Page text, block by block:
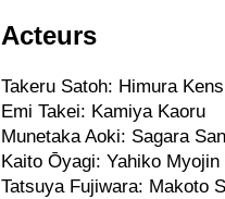
Acteurs
Takeru Satoh: Himura
Emi Takei: Kamiya Kaoru
Munetaka Aoki: Sagara
Kaito Ōyagi: Yahiko Myojin
Tatsuya Fujiwara: Makoto